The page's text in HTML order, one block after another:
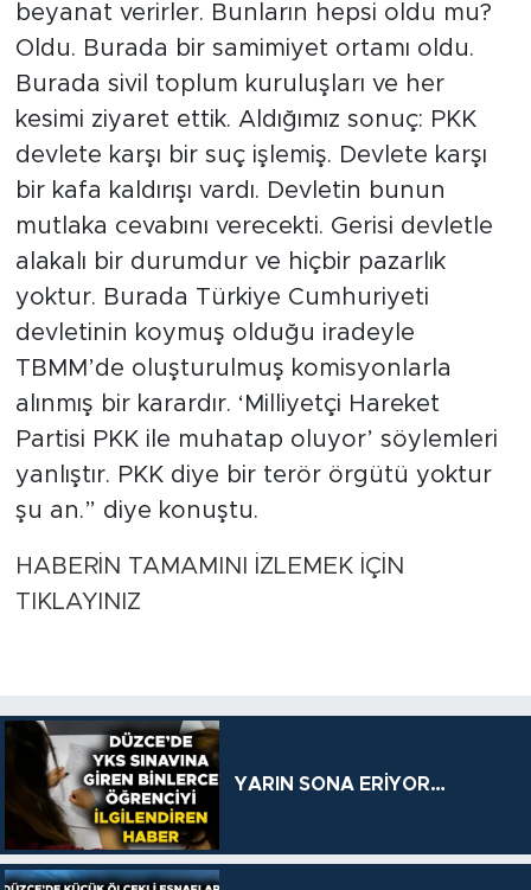
beyanat verirler. Bunların hepsi oldu mu?
Oldu. Burada bir samimiyet ortamı oldu.
Burada sivil toplum kuruluşları ve her
kesimi ziyaret ettik. Aldığımız sonuç: PKK
devlete karşı bir suç işlemiş. Devlete karşı
bir kafa kaldırışı vardı. Devletin bunun
mutlaka cevabını verecekti. Gerisi devletle
alakalı bir durumdur ve hiçbir pazarlık
yoktur. Burada Türkiye Cumhuriyeti
devletinin koymuş olduğu iradeyle
TBMM’de oluşturulmuş komisyonlarla
alınmış bir karardır. ‘Milliyetçi Hareket
Partisi PKK ile muhatap oluyor’ söylemleri
yanlıştır. PKK diye bir terör örgütü yoktur
şu an.” diye konuştu.
HABERİN TAMAMINI İZLEMEK İÇİN
TIKLAYINIZ
YARIN SONA ERİYOR…